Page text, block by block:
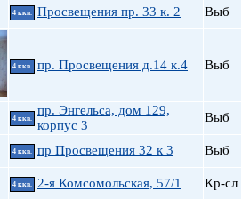
4 ккв. Просвещения пр. 33 к. 2 Выб
4 ккв. пр. Просвещения д.14 к.4 Выб
4 ккв.
пр. Энгельса, дом 129,
корпус 3
Выб
4 ккв. пр Просвещения 32 к 3 Выб
4 ккв. 2-я Комсомольская, 57/1 Кр-сл